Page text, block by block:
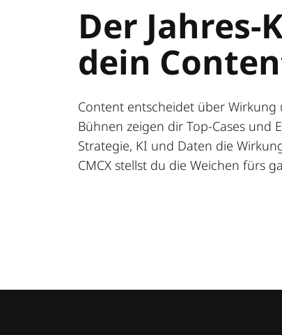
Der
dein
Content entscheidet über Wirkung
Bühnen zeigen dir Top-Cases und
Strategie, KI und Daten die
CMCX stellst du die Weichen fürs